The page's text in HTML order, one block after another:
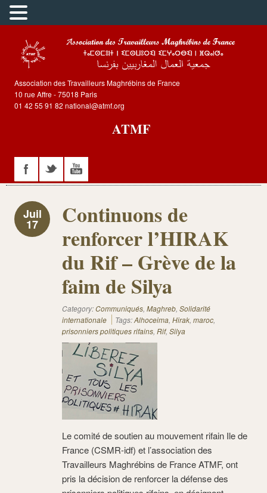
Association des Travailleurs Maghrébins de France
10 rue Affre - 75018 Paris
01 42 55 91 82 national@atmf.org
ATMF
Juil
17
Continuons de
renforcer l’HIRAK
du Rif – Grève de la
faim de Silya
Category:Communiqués, Maghreb, Solidarité
internationale
Tags:Alhoceima, Hirak, maroc,
prisonniers politiques rifains, Rif, Silya
Le comité de soutien au mouvement rifain Ile de
France (CSMR-idf) et l’association des
Travailleurs Maghrébins de France ATMF, ont
pris la décision de renforcer la défense des